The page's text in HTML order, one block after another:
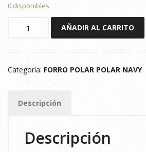
0 disponibles
POLAR
NAVY
AÑADIR AL CARRITO
Categoría: FORRO POLAR POLAR NAVY
Descripción
Descripción